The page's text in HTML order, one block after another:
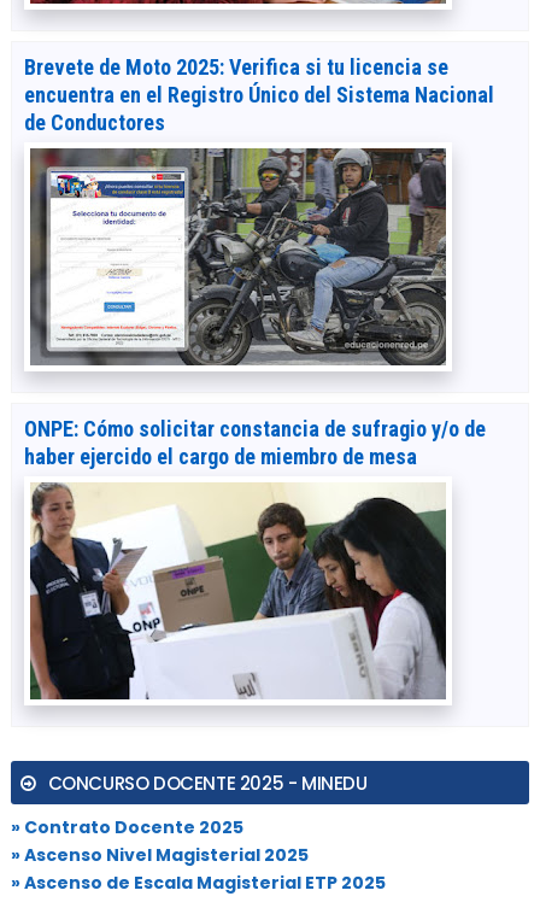
Brevete de Moto 2025: Verifica si tu licencia se
encuentra en el Registro Único del Sistema Nacional
de Conductores
ONPE: Cómo solicitar constancia de sufragio y/o de
haber ejercido el cargo de miembro de mesa
CONCURSO DOCENTE 2025 - MINEDU
» Contrato Docente 2025
» Ascenso Nivel Magisterial 2025
» Ascenso de Escala Magisterial ETP 2025